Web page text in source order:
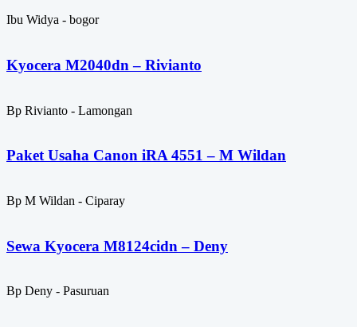
Ibu Widya - bogor
Kyocera M2040dn – Rivianto
Bp Rivianto - Lamongan
Paket Usaha Canon iRA 4551 – M Wildan
Bp M Wildan - Ciparay
Sewa Kyocera M8124cidn – Deny
Bp Deny - Pasuruan